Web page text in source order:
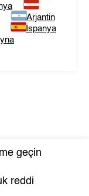
Arjantin
İspanya
geçin
reddi